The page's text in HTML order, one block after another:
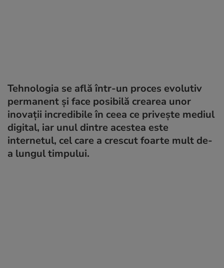
Tehnologia se află într-un proces evolutiv
permanent și face posibilă crearea unor
inovații incredibile în ceea ce privește mediul
digital, iar unul dintre acestea este
internetul, cel care a crescut foarte mult de-
a lungul timpului.